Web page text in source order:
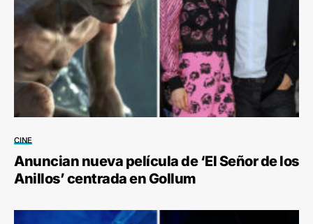
CINE
Anuncian nueva película de ‘El Señor de los
Anillos’ centrada en Gollum